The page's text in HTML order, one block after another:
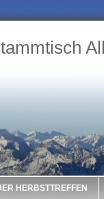
HERBSTTREFFEN